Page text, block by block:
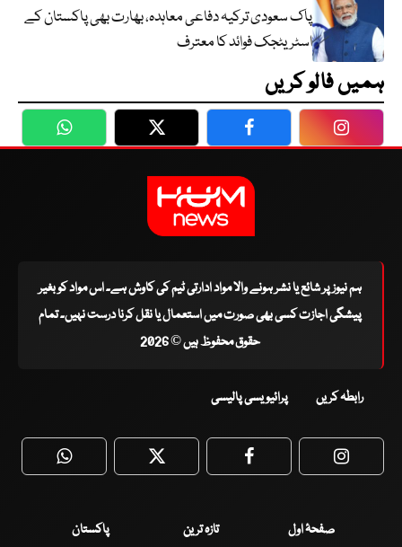
پاک سعودی ترکیہ دفاعی معاہدہ، بھارت بھی پاکستان کے
اسٹریٹجک فوائد کا معترف
ہمیں فالو کریں
WhatsApp Twitter Facebook
ہم نیوز پر شائع یا نشر ہونے والا مواد ادارتی ٹیم کی کاوش ہے۔ اس مواد کو بغیر
پیشگی اجازت کسی بھی صورت میں استعمال یا نقل کرنا درست نہیں۔ تمام
حقوق محفوظ ہیں © 2026
رابطہ کریں پرائیویسی پالیسی
WhatsApp Twitter Facebook
صفحۂ اول تازہ ترین
پاکستان